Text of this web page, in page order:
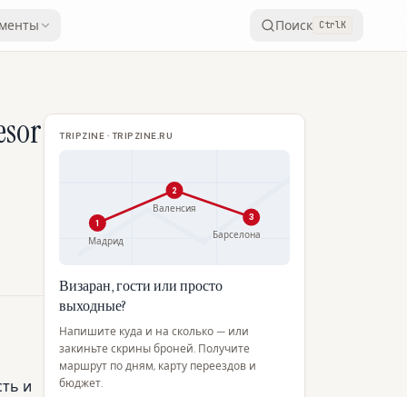
Поиск CtrlK
и
TRIPZINE · TRIPZINE.RU
1
Мадрид
2
Валенсия
3
Барселона
Визаран, гости или просто
выходные?
Напишите куда и на сколько — или
закиньте скрины броней. Получите
маршрут по дням, карту переездов и
бюджет.